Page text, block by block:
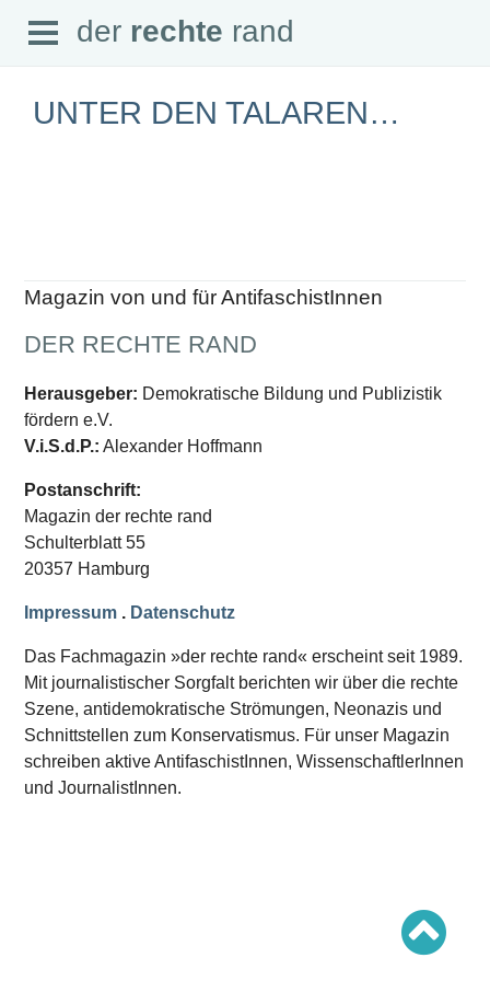
der rechte rand
Magazin
Abonnement
Datenschutz
SCHWERPUNKTE
Schwerpunkte Übersicht
Schwerpunkt AFD-Verbot
Schwerpunkt zur USA und Faschist Trump
Schwerpunkt »Identitäre Bewegung«
Schwerpunkt »Reichsbürger«
Ausgaben Übersicht
Ausgabe 221
Ausgabe 220
Ausgabe 219
Ausgabe 217
Ausgabe 216
Open
Menu
der rechte rand
UNTER DEN TALAREN…
Magazin von und für AntifaschistInnen
DER RECHTE RAND
Herausgeber: Demokratische Bildung und Publizistik
fördern e.V.
V.i.S.d.P.: Alexander Hoffmann
Postanschrift:
Magazin der rechte rand
Schulterblatt 55
20357 Hamburg
Impressum . Datenschutz
Das Fachmagazin »der rechte rand« erscheint seit 1989.
Mit journalistischer Sorgfalt berichten wir über die rechte
Szene, antidemokratische Strömungen, Neonazis und
Schnittstellen zum Konservatismus. Für unser Magazin
schreiben aktive AntifaschistInnen, WissenschaftlerInnen
und JournalistInnen.